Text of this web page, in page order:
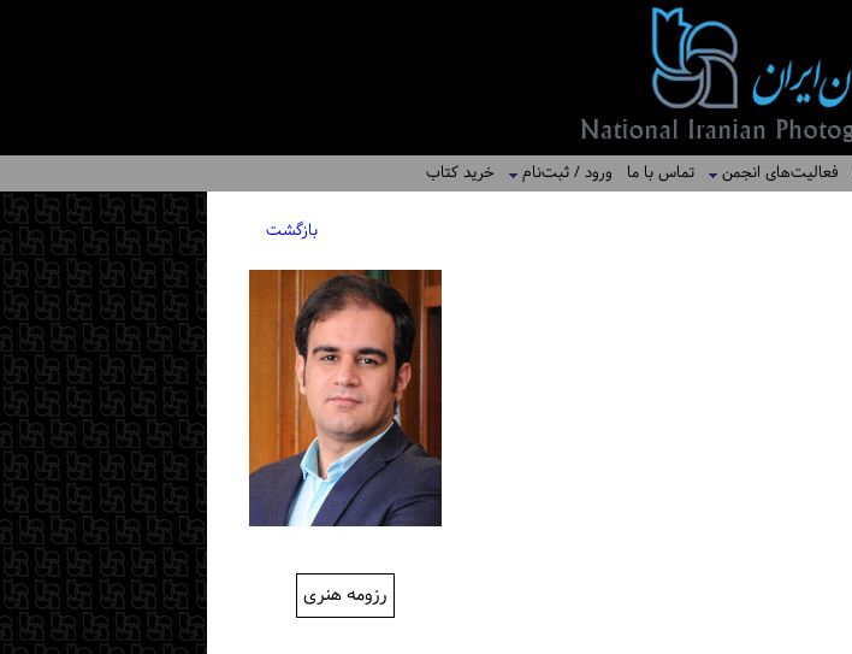
فعالیت‌های انجمن تماس با ما ورود / ثبت‌نام خرید کتاب
بازگشت
رزومه هنری